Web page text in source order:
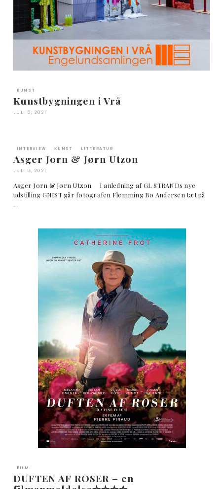
KUNST
Kunstbygningen i Vrå
JULI 5, 2021
INTERVIEW KUNST LITTERATUR
Asger Jorn & Jørn Utzon
JULI 5, 2021
Asger Jorn & Jørn Utzon I anledning af GL STRANDs nye
udstilling GNIST går fotografen Flemming Bo Andersen tæt på
…
FILM
DUFTEN AF ROSER – en